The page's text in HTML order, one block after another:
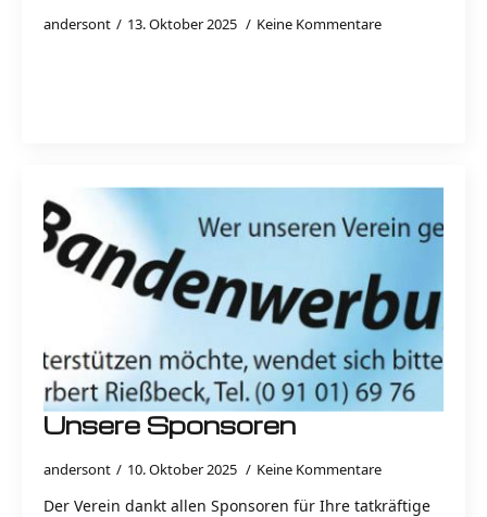
andersont 13. Oktober 2025 Keine Kommentare
Unsere Sponsoren
andersont 10. Oktober 2025 Keine Kommentare
Der Verein dankt allen Sponsoren für Ihre tatkräftige